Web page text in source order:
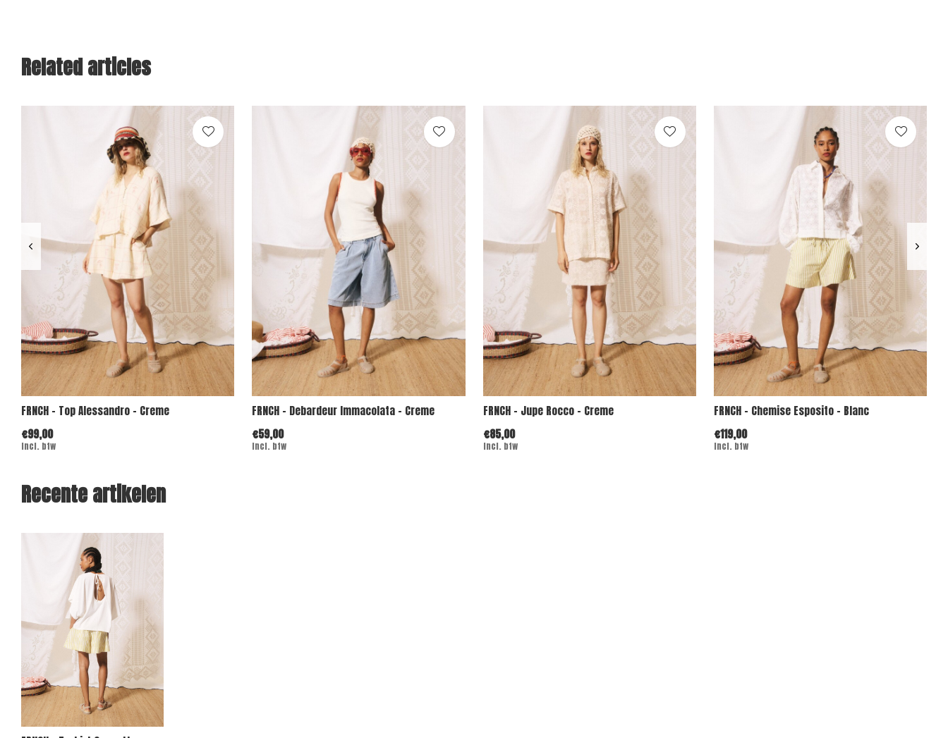
Related articles
FRNCH - Top Alessandro - Creme
€99,00
Incl. btw
FRNCH - Debardeur Immacolata - Creme
€59,00
Incl. btw
FRNCH - Jupe Rocco - Creme
€85,00
Incl. btw
FRNCH - Chemise Esposito - Blanc
€119,00
Incl. btw
Recente artikelen